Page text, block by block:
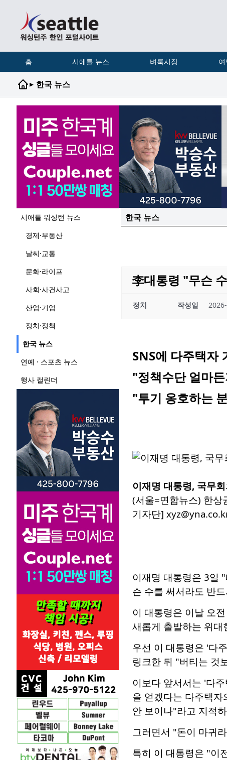
홈 시애틀 뉴스 벼룩시장
▸ 한국 뉴스
시애틀 워싱턴 뉴스
경제·부동산
날씨·교통
문화·라이프
사회·사건사고
산업·기업
정치·정책
한국 뉴스
연예 · 스포츠 뉴스
행사 캘린더
한국 뉴스
李대통령 "무슨
정치 작성일
SNS에 다주택자
"정책수단 얼마
"투기 옹호하는
이재명 대통령, 국무
(서울=연합뉴스) 한상
기자단]
이재명 대통령은 3일
슨 수를 써서라도 반
이 대통령은 이날 오
새롭게 출발하는 위
우선 이 대통령은 '다
링크한 뒤 "버티는 것
이보다 앞서서는 '다
을 얻겠다는 다주택
안 보이나"라고 지적
그러면서 "돈이 마귀
특히 이 대통령은 "이